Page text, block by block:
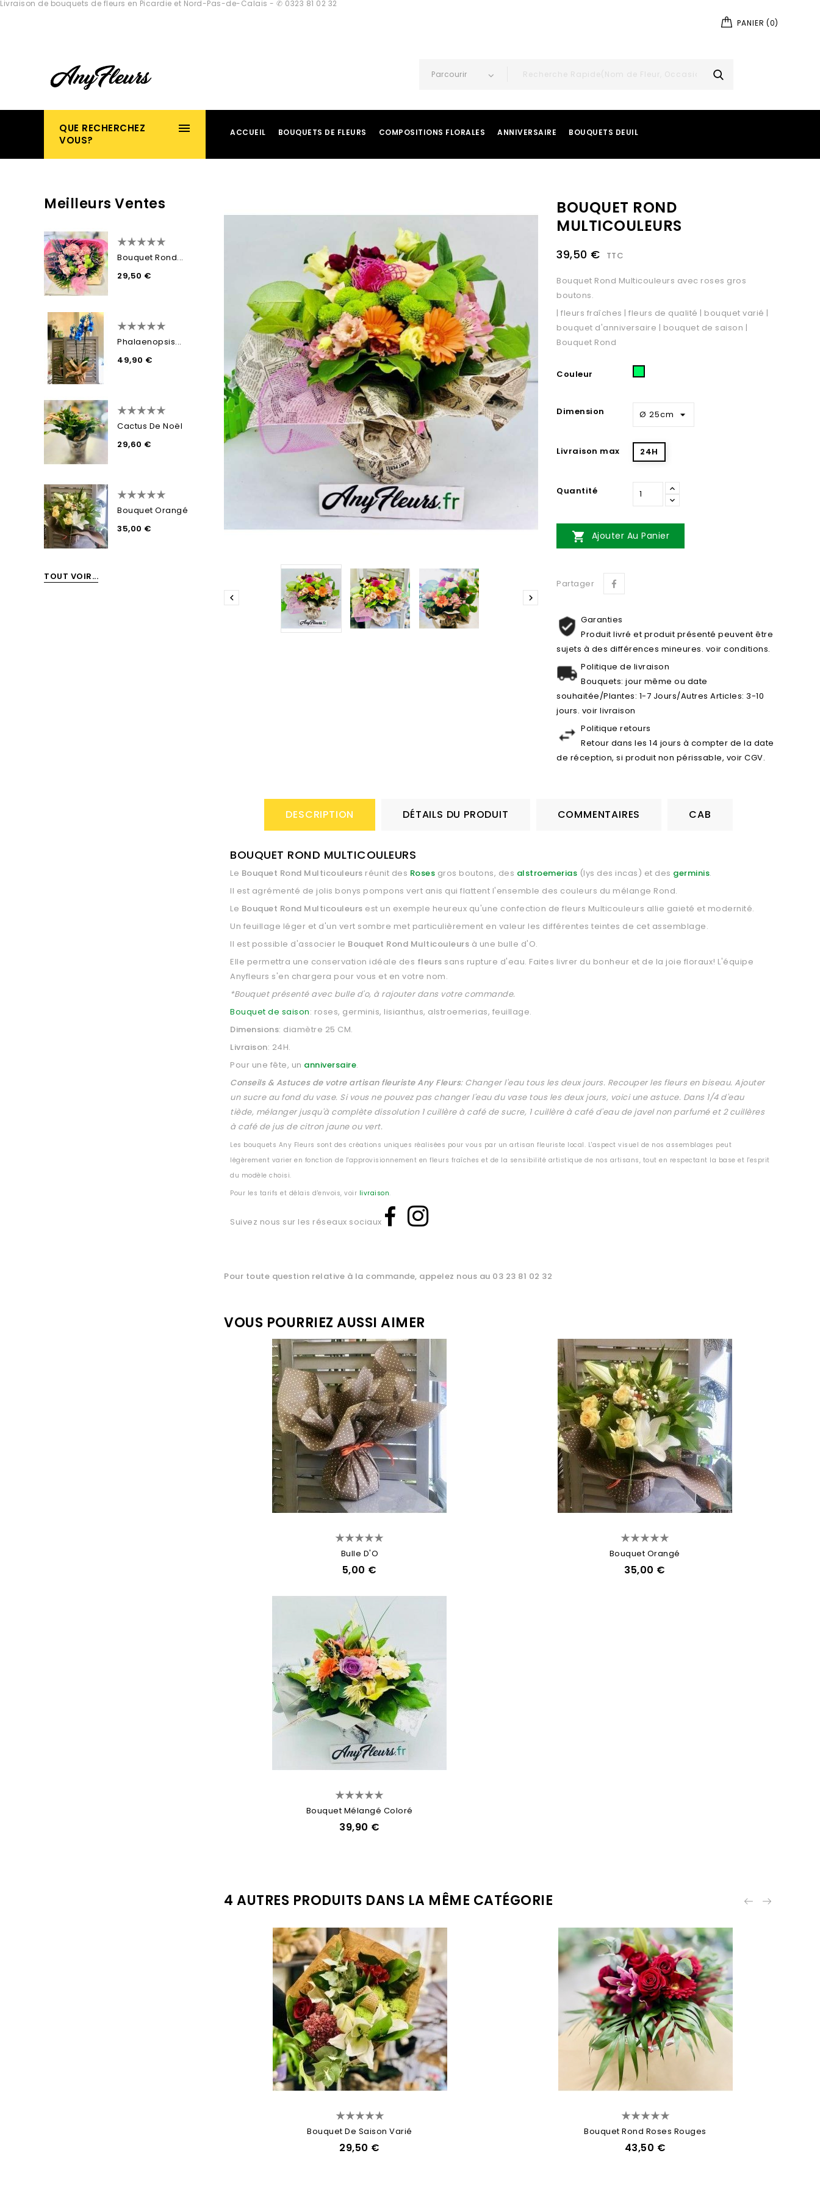
Livraison de bouquets de fleurs en Picardie et Nord-Pas-de-Calais - ✆ 0323 81 02 32
PANIER (0)
Parcourir
QUE RECHERCHEZ
VOUS?
ACCUEIL BOUQUETS DE FLEURS COMPOSITIONS FLORALES ANNIVERSAIRE BOUQUETS DEUIL
Meilleurs Ventes
Bouquet Rond...
29,50 €
Phalaenopsis...
49,90 €
Cactus De Noël
29,60 €
Bouquet Orangé
35,00 €
TOUT VOIR...
 
BOUQUET ROND
MULTICOULEURS
39,50 € TTC
Bouquet Rond Multicouleurs avec roses gros
boutons.
| fleurs fraîches | fleurs de qualité | bouquet varié |
bouquet d'anniversaire | bouquet de saison |
Bouquet Rond
Couleur
Dimension
Livraison max 24H
Quantité
 Ajouter Au Panier
Partager
Garanties
Produit livré et produit présenté peuvent être
sujets à des différences mineures. voir conditions.
Politique de livraison
Bouquets: jour même ou date
souhaitée/Plantes: 1-7 Jours/Autres Articles: 3-10
jours. voir livraison
Politique retours
Retour dans les 14 jours à compter de la date
de réception, si produit non périssable, voir CGV.
DESCRIPTION DÉTAILS DU PRODUIT COMMENTAIRES CAB
BOUQUET ROND MULTICOULEURS
Le Bouquet Rond Multicouleurs réunit des Roses gros boutons, des alstroemerias (lys des incas) et des germinis.
Il est agrémenté de jolis bonys pompons vert anis qui flattent l'ensemble des couleurs du mélange Rond.
Le Bouquet Rond Multicouleurs est un exemple heureux qu'une confection de fleurs Multicouleurs allie gaieté et modernité.
Un feuillage léger et d'un vert sombre met particulièrement en valeur les différentes teintes de cet assemblage.
Il est possible d'associer le Bouquet Rond Multicouleurs à une bulle d'O.
Elle permettra une conservation idéale des fleurs sans rupture d'eau. Faites livrer du bonheur et de la joie floraux! L'équipe
Anyfleurs s'en chargera pour vous et en votre nom.
*Bouquet présenté avec bulle d'o, à rajouter dans votre commande.
Bouquet de saison: roses, germinis, lisianthus, alstroemerias, feuillage.
Dimensions: diamètre 25 CM.
Livraison: 24H.
Pour une fête, un anniversaire.
Conseils & Astuces de votre artisan fleuriste Any Fleurs: Changer l'eau tous les deux jours. Recouper les fleurs en biseau. Ajouter
un sucre au fond du vase. Si vous ne pouvez pas changer l'eau du vase tous les deux jours, voici une astuce. Dans 1/4 d'eau
tiède, mélanger jusqu'à complète dissolution 1 cuillère à café de sucre, 1 cuillère à café d'eau de javel non parfumé et 2 cuillères
à café de jus de citron jaune ou vert.
Les bouquets Any Fleurs sont des créations uniques réalisées pour vous par un artisan fleuriste local. L'aspect visuel de nos assemblages peut
légèrement varier en fonction de l'approvisionnement en fleurs fraîches et de la sensibilité artistique de nos artisans, tout en respectant la base et l'esprit
du modèle choisi.
Pour les tarifs et délais d'envois, voir livraison.
Suivez nous sur les réseaux sociaux
Pour toute question relative à la commande, appelez nous au 03 23 81 02 32
VOUS POURRIEZ AUSSI AIMER
Bulle D'O
5,00 €
Bouquet Orangé
35,00 €
Bouquet Mélangé Coloré
39,90 €
4 AUTRES PRODUITS DANS LA MÊME CATÉGORIE
Bouquet De Saison Varié
29,50 €
Bouquet Rond Roses Rouges
43,50 €